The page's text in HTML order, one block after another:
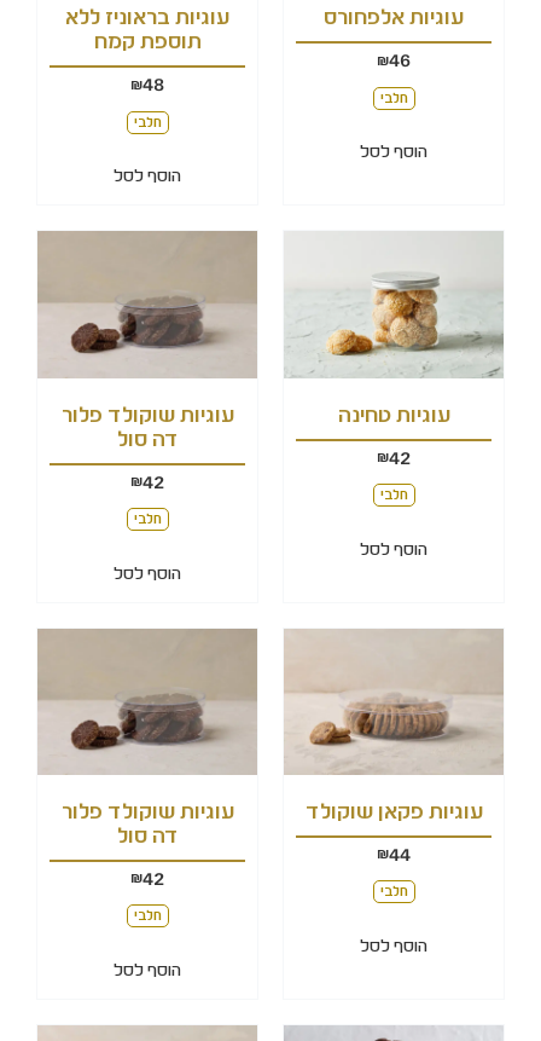
עוגיות אלפחורס
46
₪
חלבי
הוסף לסל
עוגיות בראוניז ללא
תוספת קמח
48
₪
חלבי
הוסף לסל
עוגיות טחינה
42
₪
חלבי
הוסף לסל
עוגיות שוקולד פלור
דה סול
42
₪
חלבי
הוסף לסל
עוגיות פקאן שוקולד
44
₪
חלבי
הוסף לסל
עוגיות שוקולד פלור
דה סול
42
₪
חלבי
הוסף לסל